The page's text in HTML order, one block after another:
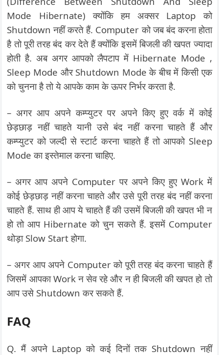
Mode Hibernate) क्योंकि हम अक्सर Laptop को
Shutdown नहीं करते हैं. Computer को जब बंद करना होता
है तो पूरी तरह बंद कर देते हैं क्योंकि इसमें बिजली की खपत ज्यादा
होती है. अब अगर आपको लैपटाप में Hibernate Mode ,
Sleep Mode और Shutdown Mode के बीच में किसी एक
को चुनना है तो ये आपके काम के ऊपर निर्भर करता है.
– अगर आप अपने कम्प्युटर पर अपने किए हुए वर्क में कोई
छेड़छाड़ नहीं चाहते यानी उसे बंद नहीं करना चाहते हैं और
कम्प्युटर को जल्दी से स्टार्ट करना चाहते हैं तो आपको Sleep
Mode का इस्तेमाल करना चाहिए.
– अगर आप अपने Computer पर अपने किए हुए Work में
कोई छेड़छाड़ नहीं करना चाहते और उसे पूरी तरह बंद नहीं करना
चाहते हैं. साथ ही आप ये चाहते हैं की उसमें बिजली की खपत भी न
हो तो आप Hibernate को चुन सकते हैं. इसमें Computer
थोड़ा Slow Start होगा.
– अगर आप अपने Computer को पूरी तरह बंद करना चाहते हैं
जिसमें आपका Work न सेव रहे और न ही बिजली की खपत हो तो
आप उसे Shutdown कर सकते हैं.
FAQ
Q. मैं अपने Laptop को कई दिनों तक Shutdown नहीं